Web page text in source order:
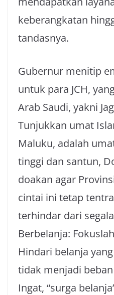
keberangkatan
tandasnya.
Gubernur menitip
untuk para JCH,
Arab Saudi, yakni
Tunjukkan umat
Maluku, adalah
tinggi dan santun,
doakan agar
cintai ini tetap
terhindar dari
Berbelanja:
Hindari belanja
tidak menjadi
Ingat, “surga